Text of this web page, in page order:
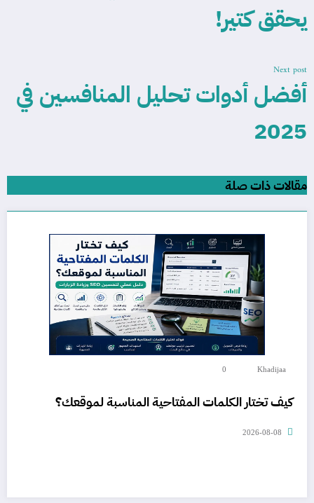
يحقق كتير!
Next post
أفضل أدوات تحليل المنافسين في
2025
مقالات ذات صلة
Khadijaa
0
كيف تختار الكلمات المفتاحية المناسبة لموقعك؟
2026-08-08